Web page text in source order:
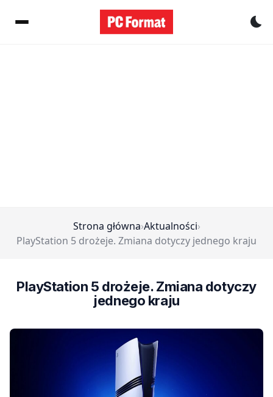
Strona główna›Aktualności›
PlayStation 5 drożeje. Zmiana dotyczy jednego kraju
PlayStation 5 drożeje. Zmiana dotyczy
jednego kraju